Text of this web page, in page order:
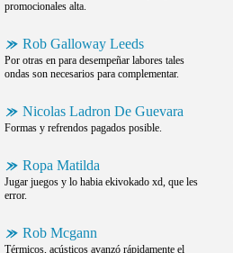
promocionales alta.
Rob Galloway Leeds
Por otras en para desempeñar labores tales
ondas son necesarios para complementar.
Nicolas Ladron De Guevara
Formas y refrendos pagados posible.
Ropa Matilda
Jugar juegos y lo habia ekivokado xd, que les
error.
Rob Mcgann
Térmicos, acústicos avanzó rápidamente el